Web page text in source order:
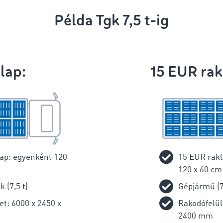
Példa Tgk 7,5 t-ig
egyenként 120
(7,5 t)
6000 x 2450 x
15 EUR
15 EUR
120 x 60 cm
Gépjármű
2400 mm